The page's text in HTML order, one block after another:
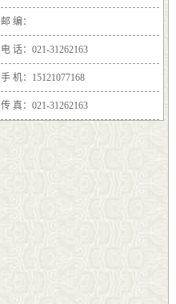
邮 编：
电 话：021-31262163
手 机：15121077168
传 真：021-31262163